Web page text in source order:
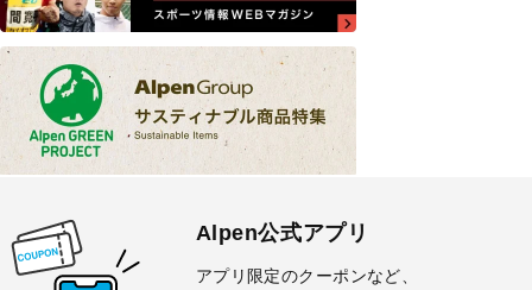
Alpen公式アプリ
アプリ限定のクーポンなど、